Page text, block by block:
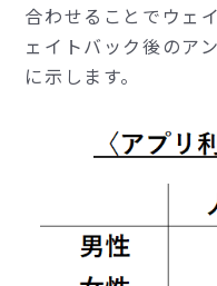
合わせることでウェ
ェイトバック後のア
に示します。